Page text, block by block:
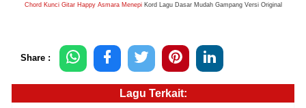
Chord Kunci Gitar Happy Asmara MenepiKord Lagu Dasar Mudah Gampang Versi Original
Share :
Lagu Terkait: